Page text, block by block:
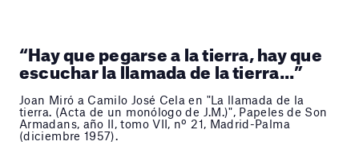
“Hay que pegarse a la tierra, hay que
escuchar la llamada de la tierra...”
Joan Miró a Camilo José Cela en "La llamada de la
tierra. (Acta de un monólogo de J.M.)", Papeles de Son
Armadans, año II, tomo VII, nº 21, Madrid-Palma
(diciembre 1957).